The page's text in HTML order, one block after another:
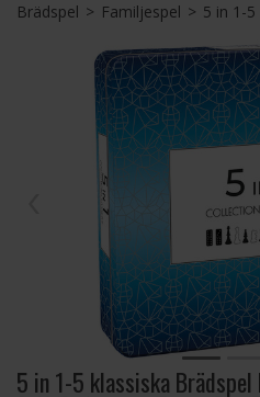
Brädspel> Familjespel>5 in 1-
5 in 1-5 klassiska